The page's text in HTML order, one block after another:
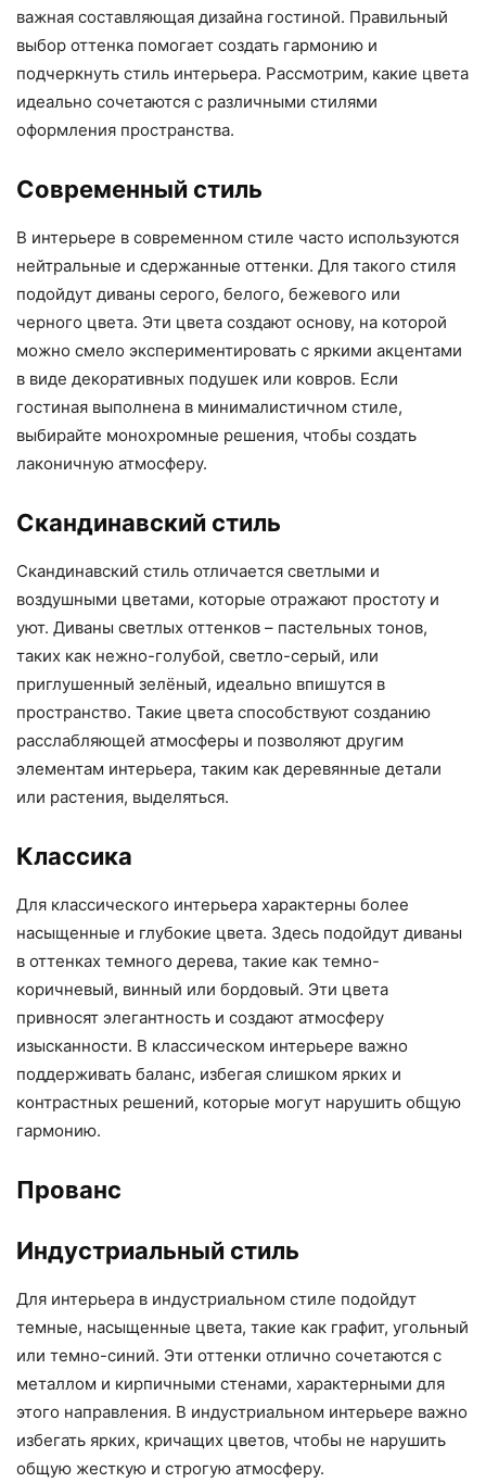
важная составляющая дизайна гостиной. Правильный
выбор оттенка помогает создать гармонию и
подчеркнуть стиль интерьера. Рассмотрим, какие цвета
идеально сочетаются с различными стилями
оформления пространства.
Современный стиль
В интерьере в современном стиле часто используются
нейтральные и сдержанные оттенки. Для такого стиля
подойдут диваны серого, белого, бежевого или
черного цвета. Эти цвета создают основу, на которой
можно смело экспериментировать с яркими акцентами
в виде декоративных подушек или ковров. Если
гостиная выполнена в минималистичном стиле,
выбирайте монохромные решения, чтобы создать
лаконичную атмосферу.
Скандинавский стиль
Скандинавский стиль отличается светлыми и
воздушными цветами, которые отражают простоту и
уют. Диваны светлых оттенков – пастельных тонов,
таких как нежно-голубой, светло-серый, или
приглушенный зелёный, идеально впишутся в
пространство. Такие цвета способствуют созданию
расслабляющей атмосферы и позволяют другим
элементам интерьера, таким как деревянные детали
или растения, выделяться.
Классика
Для классического интерьера характерны более
насыщенные и глубокие цвета. Здесь подойдут диваны
в оттенках темного дерева, такие как темно-
коричневый, винный или бордовый. Эти цвета
привносят элегантность и создают атмосферу
изысканности. В классическом интерьере важно
поддерживать баланс, избегая слишком ярких и
контрастных решений, которые могут нарушить общую
гармонию.
Прованс
Индустриальный стиль
Для интерьера в индустриальном стиле подойдут
темные, насыщенные цвета, такие как графит, угольный
или темно-синий. Эти оттенки отлично сочетаются с
металлом и кирпичными стенами, характерными для
этого направления. В индустриальном интерьере важно
избегать ярких, кричащих цветов, чтобы не нарушить
общую жесткую и строгую атмосферу.